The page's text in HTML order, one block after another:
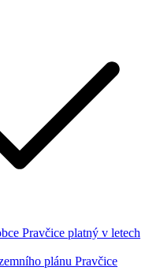
Pravčice platný v letech
plánu Pravčice